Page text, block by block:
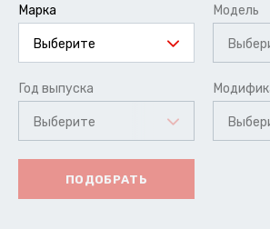
Марка
Выберите
Модель
Год выпуска
Выберите
ПОДОБРАТЬ